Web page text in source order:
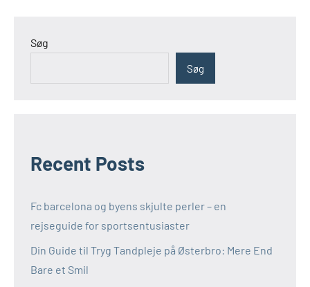
Søg
Søg
Recent Posts
Fc barcelona og byens skjulte perler – en
rejseguide for sportsentusiaster
Din Guide til Tryg Tandpleje på Østerbro: Mere End
Bare et Smil